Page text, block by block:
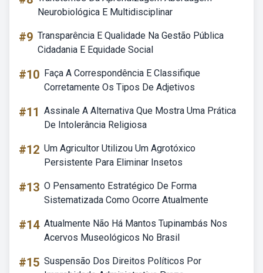
Neurobiológica E Multidisciplinar
#9 Transparência E Qualidade Na Gestão Pública
Cidadania E Equidade Social
#10 Faça A Correspondência E Classifique
Corretamente Os Tipos De Adjetivos
#11 Assinale A Alternativa Que Mostra Uma Prática
De Intolerância Religiosa
#12 Um Agricultor Utilizou Um Agrotóxico
Persistente Para Eliminar Insetos
#13 O Pensamento Estratégico De Forma
Sistematizada Como Ocorre Atualmente
#14 Atualmente Não Há Mantos Tupinambás Nos
Acervos Museológicos No Brasil
#15 Suspensão Dos Direitos Políticos Por